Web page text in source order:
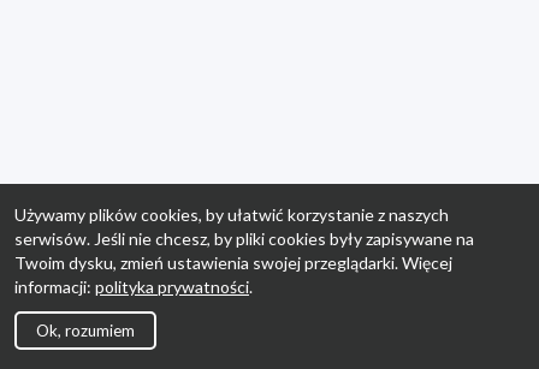
Używamy plików cookies, by ułatwić korzystanie z naszych
serwisów. Jeśli nie chcesz, by pliki cookies były zapisywane na
Twoim dysku, zmień ustawienia swojej przeglądarki. Więcej
informacji: polityka prywatności.
Ok, rozumiem